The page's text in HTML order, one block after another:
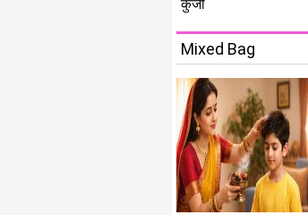
कुंजी
Mixed Bag